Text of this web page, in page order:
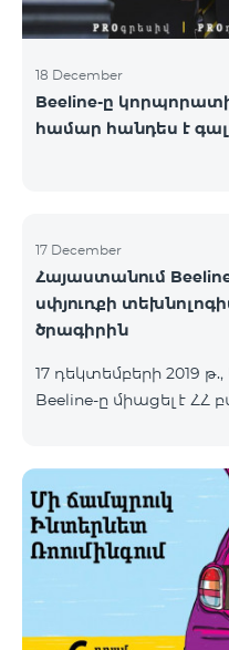
ու կարևորել
դերը, արժևորել
18 December
Beeline-ը
համար հանդես է
17 December
Հայաստանում
սփյուռքի
ծրագիրին
17 դեկտեմբերի 2019
Beeline-ը միացել է
գրասենյակի
«ՆերՈւժ» սփյուռքի
ստարտափների
նպատակն է՝
ձեռներեցների,
Հայաստանում